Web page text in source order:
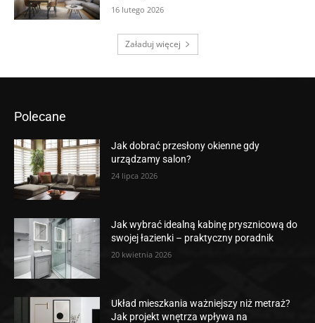
16 lutego 2026
Załaduj więcej
Polecane
Jak dobrać przesłony okienne gdy
urządzamy salon?
24 lipca 2026
Jak wybrać idealną kabinę prysznicową do
swojej łazienki – praktyczny poradnik
20 kwietnia 2026
Układ mieszkania ważniejszy niż metraż?
Jak projekt wnętrza wpływa na